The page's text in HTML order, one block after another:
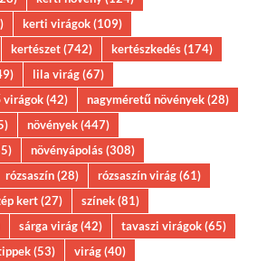
kerti virágok(109)
kertészet(742) kertészkedés(174)
lila virág(67)
virágok(42) nagyméretű növények(28)
növények(447)
növényápolás(308)
rózsaszín(28) rózsaszín virág(61)
kert(27) színek(81)
sárga virág(42) tavaszi virágok(65)
(53) virág(40)